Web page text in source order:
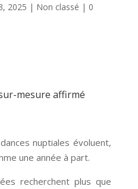
2025 | Non classé | 0
mesure affirmé
nuptiales évoluent,
une année à part.
recherchent plus que